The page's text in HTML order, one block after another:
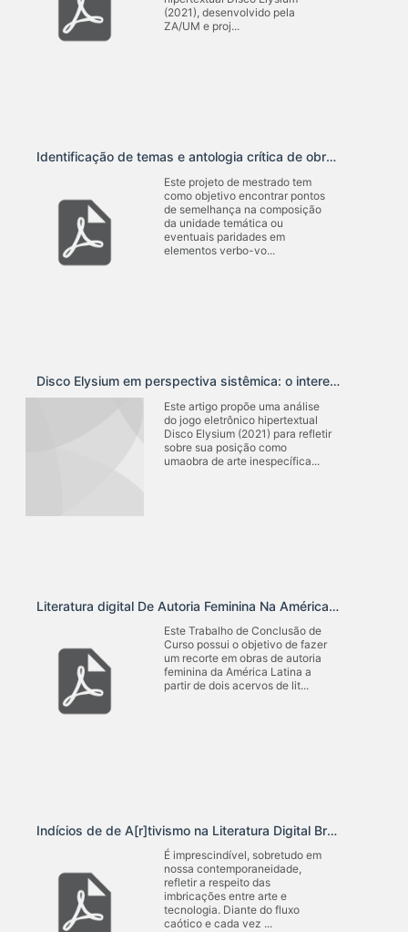
(2021), desenvolvido pela
ZA/UM e proj...
Identificação de temas e antologia crítica de obras de literatura digital produzidas por mulheres na América Latina
Este projeto de mestrado tem
como objetivo encontrar pontos
de semelhança na composição
da unidade temática ou
eventuais paridades em
elementos verbo-vo...
Disco Elysium em perspectiva sistêmica: o interespaço entre jogo e literatura
Este artigo propõe uma análise
do jogo eletrônico hipertextual
Disco Elysium (2021) para refletir
sobre sua posição como
umaobra de arte inespecífica...
Literatura digital De Autoria Feminina Na América Latina: Um Estudo Sociotécnico.
Este Trabalho de Conclusão de
Curso possui o objetivo de fazer
um recorte em obras de autoria
feminina da América Latina a
partir de dois acervos de lit...
Indícios de de A[r]tivismo na Literatura Digital Brasileira
É imprescindível, sobretudo em
nossa contemporaneidade,
refletir a respeito das
imbricações entre arte e
tecnologia. Diante do fluxo
caótico e cada vez ...